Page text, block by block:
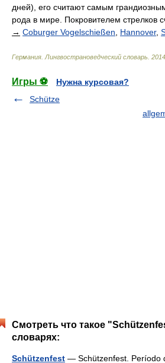
дней), его считают самым
рода в мире. Покровителем стрелков
→ Coburger Vogelschießen Hannover,
Германия. Лингвострановедческий словарь 2014
Игры ⚽
Нужна курсовая?
Schütze
Смотреть что такое
словарях:
Schützenfest — Schützenfest. Período